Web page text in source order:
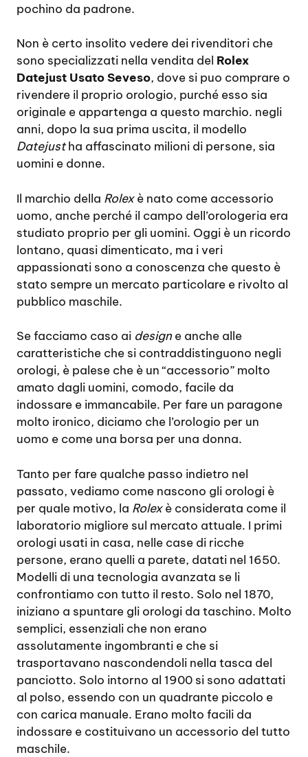
pochino da padrone.
Non è certo insolito vedere dei rivenditori che
sono specializzati nella vendita del Rolex
Datejust Usato Seveso, dove si puo comprare o
rivendere il proprio orologio, purché esso sia
originale e appartenga a questo marchio. negli
anni, dopo la sua prima uscita, il modello
Datejustha affascinato milioni di persone, sia
uomini e donne.
Il marchio della Rolexè nato come accessorio
uomo, anche perché il campo dell’orologeria era
studiato proprio per gli uomini. Oggi è un ricordo
lontano, quasi dimenticato, ma i veri
appassionati sono a conoscenza che questo è
stato sempre un mercato particolare e rivolto al
pubblico maschile.
Se facciamo caso ai design e anche alle
caratteristiche che si contraddistinguono negli
orologi, è palese che è un “accessorio” molto
amato dagli uomini, comodo, facile da
indossare e immancabile. Per fare un paragone
molto ironico, diciamo che l’orologio per un
uomo e come una borsa per una donna.
Tanto per fare qualche passo indietro nel
passato, vediamo come nascono gli orologi è
per quale motivo, la Rolexè considerata come il
laboratorio migliore sul mercato attuale. I primi
orologi usati in casa, nelle case di ricche
persone, erano quelli a parete, datati nel 1650.
Modelli di una tecnologia avanzata se li
confrontiamo con tutto il resto. Solo nel 1870,
iniziano a spuntare gli orologi da taschino. Molto
semplici, essenziali che non erano
assolutamente ingombranti e che si
trasportavano nascondendoli nella tasca del
panciotto. Solo intorno al 1900 si sono adattati
al polso, essendo con un quadrante piccolo e
con carica manuale. Erano molto facili da
indossare e costituivano un accessorio del tutto
maschile.